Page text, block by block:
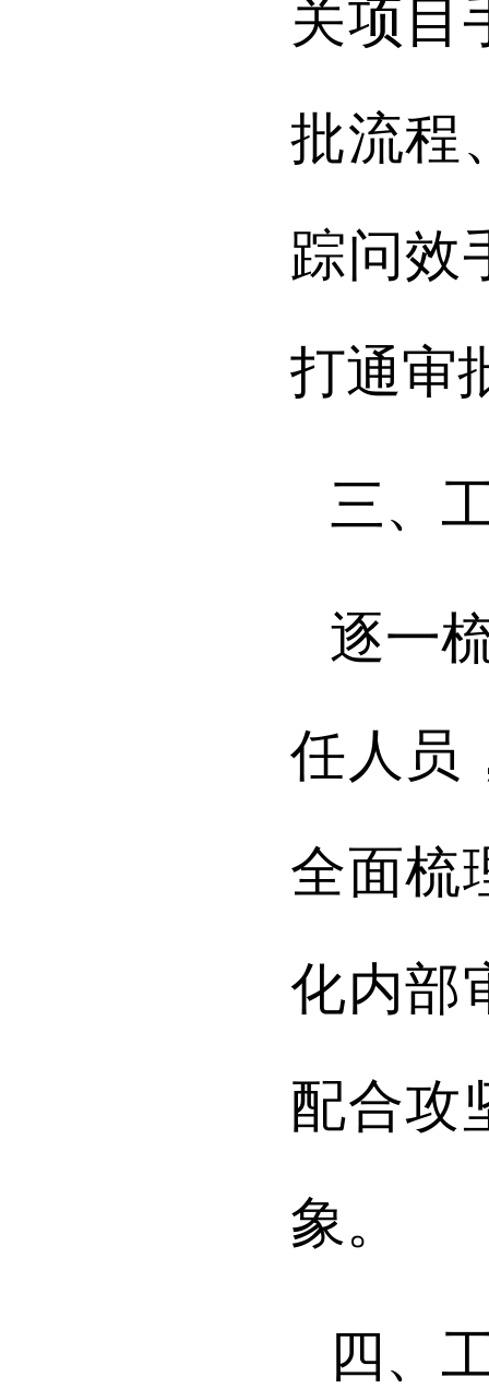
关项目
批流程
踪问效
打通审
三、
逐一
任人员
全面梳
化内部
配合攻
象。
四、